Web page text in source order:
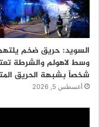
السويد: حريق ضخم
وسط لاهولم والشرطة
شخصاً بشبهة الحريق
أغسطس 5, 2026